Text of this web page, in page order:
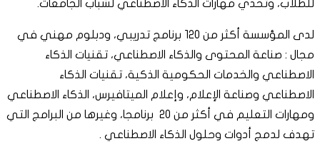
للطلاب، وتحدي مهارات الذكاء الاصطناعي لشباب الجامعات.
لدى المؤسسة أكثر من 120 برنامج تدريبي، ودبلوم مهني في
مجال : صناعة المحتوى والذكاء الاصطناعي، تقنيات الذكاء
الاصطناعي والخدمات الحكومية الذكية، تقنيات الذكاء
الاصطناعي وصناعة الإعلام، وإعلام الميتافيرس، الذكاء الاصطناعي
ومهارات التعليم في أكثر من 20 برنامجا، وغيرها من البرامج التي
تهدف لدمج أدوات وحلول الذكاء الاصطناعي .